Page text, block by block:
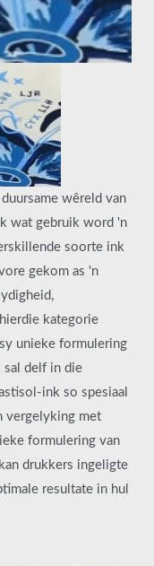
wêreld van
wat gebruik word 'n
soorte ink
gekom as 'n
kategorie
unieke formulering
delf in die
ink so spesiaal
vergelyking met
formulering van
drukkers ingeligte
resultate in hul